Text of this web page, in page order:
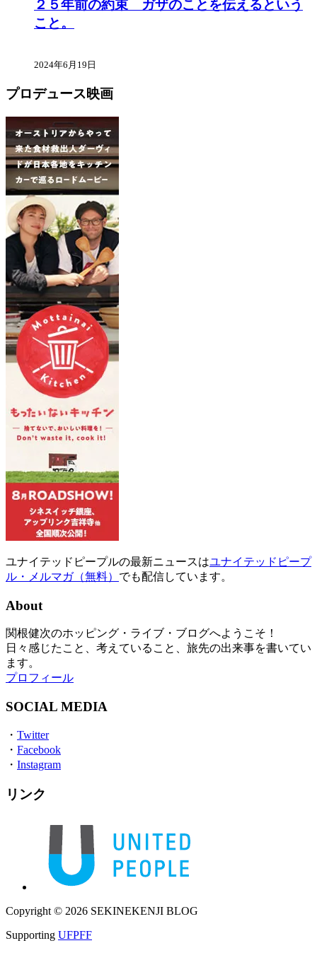
２５年前の約束 ガザのことを伝えるという
こと。
2024年6月19日
プロデュース映画
ユナイテッドピープルの最新ニュースはユナイテッドピープ
ル・メルマガ（無料） でも配信しています。
About
関根健次のホッピング・ライブ・ブログへようこそ！
日々感じたこと、考えていること、旅先の出来事を書いてい
ます。
プロフィール
SOCIAL MEDIA
・ Twitter
・ Facebook
・ Instagram
リンク
Copyright © 2026 SEKINEKENJI BLOG
Supporting UFPFF